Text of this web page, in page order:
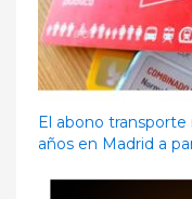
El abono transporte
años en Madrid a